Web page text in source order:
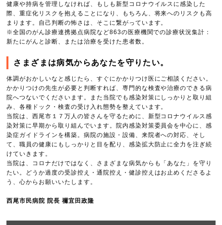
健康や持病を管理しなければ、もしも新型コロナウイルスに感染した
際、重症化リスクを抱えることになり、もちろん、将来へのリスクも高
まります。自己判断の怖さは、そこに繋がっています。
※全国のがん診療連携拠点病院など863の医療機関での診療状況集計：
新たにがんと診断、または治療を受けた患者数。
さまざまは病気からあなたを守りたい。
体調がおかしいなと感じたら、すぐにかかりつけ医にご相談ください。
かかりつけの先生が必要と判断すれば、専門的な検査や治療のできる病
院へつないでくださいます。また当院でも感染対策にしっかりと取り組
み、各種ドック・検査の受け入れ態勢を整えています。
当院は、西尾市１７万人の皆さんを守るために、新型コロナウイルス感
染対策に早期から取り組んでいます。院内感染対策委員会を中心に、感
染症ガイドラインを構築。病院の施設・設備、来院者への対応、そし
て、職員の健康にもしっかりと目を配り、感染拡大防止に全力を注ぎ続
けていきます。
当院は、コロナだけではなく、さまざまな病気からも「あなた」を守り
たい。どうか過度の受診控え・通院控え・健診控えはお止めくださるよ
う、心からお願いいたします。
西尾市民病院 院長 禰宜田政隆